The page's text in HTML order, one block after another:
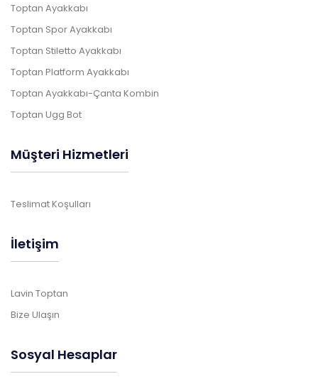
Toptan Ayakkabı
Toptan Spor Ayakkabı
Toptan Stiletto Ayakkabı
Toptan Platform Ayakkabı
Toptan Ayakkabı-Çanta Kombin
Toptan Ugg Bot
Müşteri Hizmetleri
Teslimat Koşulları
İletişim
Lavin Toptan
Bize Ulaşın
Sosyal Hesaplar